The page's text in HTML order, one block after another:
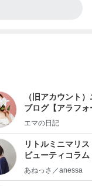
（旧アカウント
ブログ【アラフォ
社売却セカンドラ
エマの日記
リトルミニマリス
ビューティコラ
little
あねっさ／anessa